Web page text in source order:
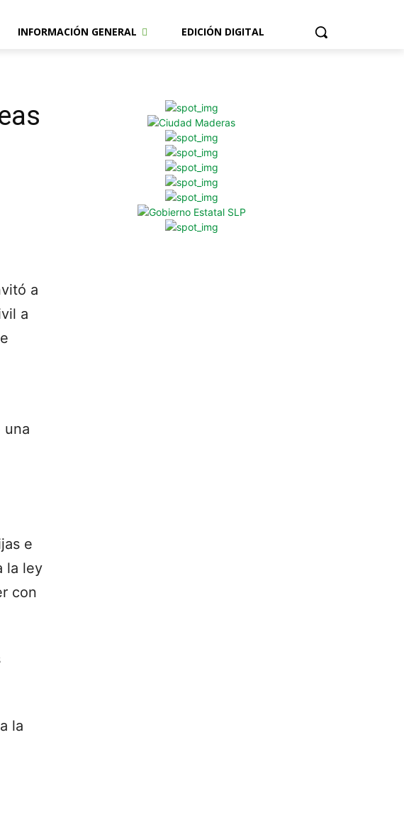
INFORMACIÓN GENERAL EDICIÓN DIGITAL
a
a
una
e
la ley
con
la